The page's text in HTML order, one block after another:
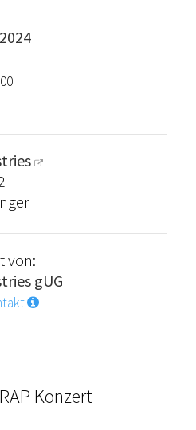
von:
gUG
Konzert